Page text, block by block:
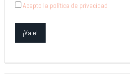
Acepto la política de privacidad